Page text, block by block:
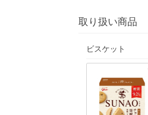
取り扱い商品
ビスケット